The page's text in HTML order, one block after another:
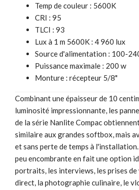
Temp de couleur : 5600K
CRI : 95
TLCI : 93
Lux à 1 m 5600K : 4 960 lux
Source d'alimentation : 100-
Puissance maximale : 200 w
Monture : récepteur 5/8"
Combinant une épaisseur de 10
luminosité impressionnante, les
de la série Nanlite Compac
similaire aux grandes softbox, mais
et sans perte de temps à
peu encombrante en fait une option
portraits, les interviews, les prises de
direct, la photographie culinaire, le